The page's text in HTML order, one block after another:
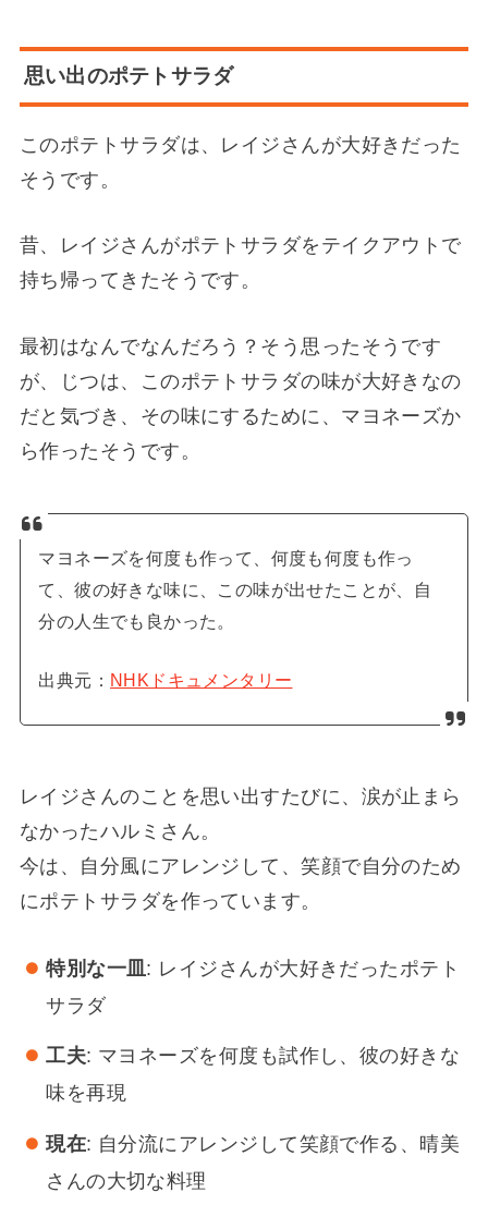
思い出のポテトサラダ
このポテトサラダは、レイジさんが大好きだった
そうです。
昔、レイジさんがポテトサラダをテイクアウトで
持ち帰ってきたそうです。
最初はなんでなんだろう？そう思ったそうです
が、じつは、このポテトサラダの味が大好きなの
だと気づき、その味にするために、マヨネーズか
ら作ったそうです。
マヨネーズを何度も作って、何度も何度も作っ
て、彼の好きな味に、この味が出せたことが、自
分の人生でも良かった。
出典元： NHKドキュメンタリー
レイジさんのことを思い出すたびに、涙が止まら
なかったハルミさん。
今は、自分風にアレンジして、笑顔で自分のため
にポテトサラダを作っています。
特別な一皿 : レイジさんが大好きだったポテト
サラダ
工夫: マヨネーズを何度も試作し、彼の好きな
味を再現
現在: 自分流にアレンジして笑顔で作る、晴美
さんの大切な料理